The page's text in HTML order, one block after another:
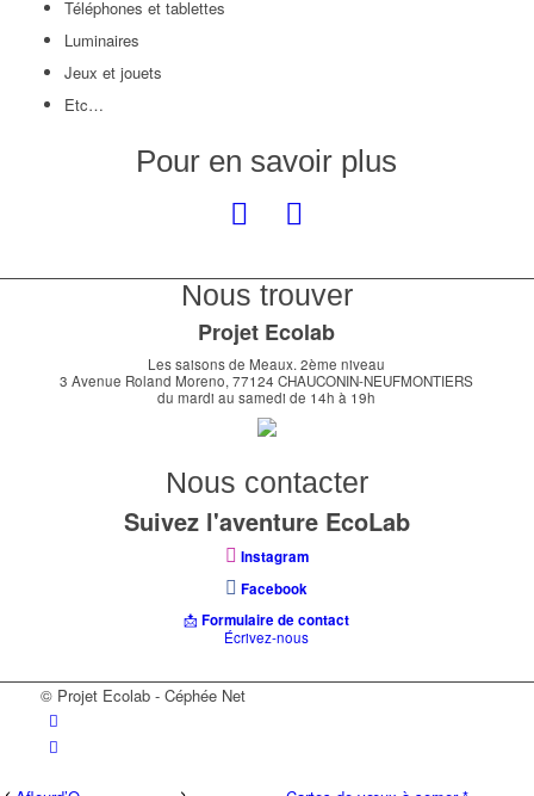
Téléphones et tablettes
Luminaires
Jeux et jouets
Etc…
Pour en savoir plus
Nous trouver
Projet Ecolab
Les saisons de Meaux. 2ème niveau
3 Avenue Roland Moreno, 77124 CHAUCONIN-NEUFMONTIERS
du mardi au samedi de 14h à 19h
Nous contacter
Suivez l'aventure EcoLab
Instagram
Facebook
📩Formulaire de contact
Écrivez-nous
© Projet Ecolab - Céphée Net